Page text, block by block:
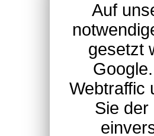
Auf
gesetzt
Webtraffic
Sie der